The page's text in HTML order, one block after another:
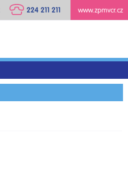
www.zpmvcr.cz
224 211 211